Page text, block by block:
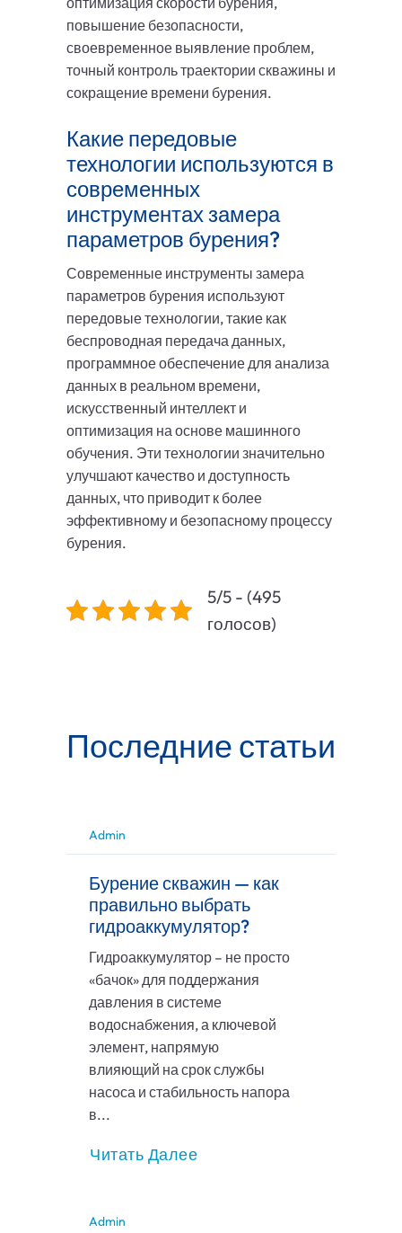
повышение безопасности,
своевременное выявление проблем,
точный контроль траектории скважины и
сокращение времени бурения.
Какие передовые
технологии используются в
современных
инструментах замера
параметров бурения?
Современные инструменты замера
параметров бурения используют
передовые технологии, такие как
беспроводная передача данных,
программное обеспечение для анализа
данных в реальном времени,
искусственный интеллект и
оптимизация на основе машинного
обучения. Эти технологии значительно
улучшают качество и доступность
данных, что приводит к более
эффективному и безопасному процессу
бурения.
5/5 - (495
голосов)
Последние статьи
Admin
Бурение скважин — как
правильно выбрать
гидроаккумулятор?
Гидроаккумулятор – не просто
«бачок» для поддержания
давления в системе
водоснабжения, а ключевой
элемент, напрямую
влияющий на срок службы
насоса и стабильность напора
в...
Читать Далее
Admin